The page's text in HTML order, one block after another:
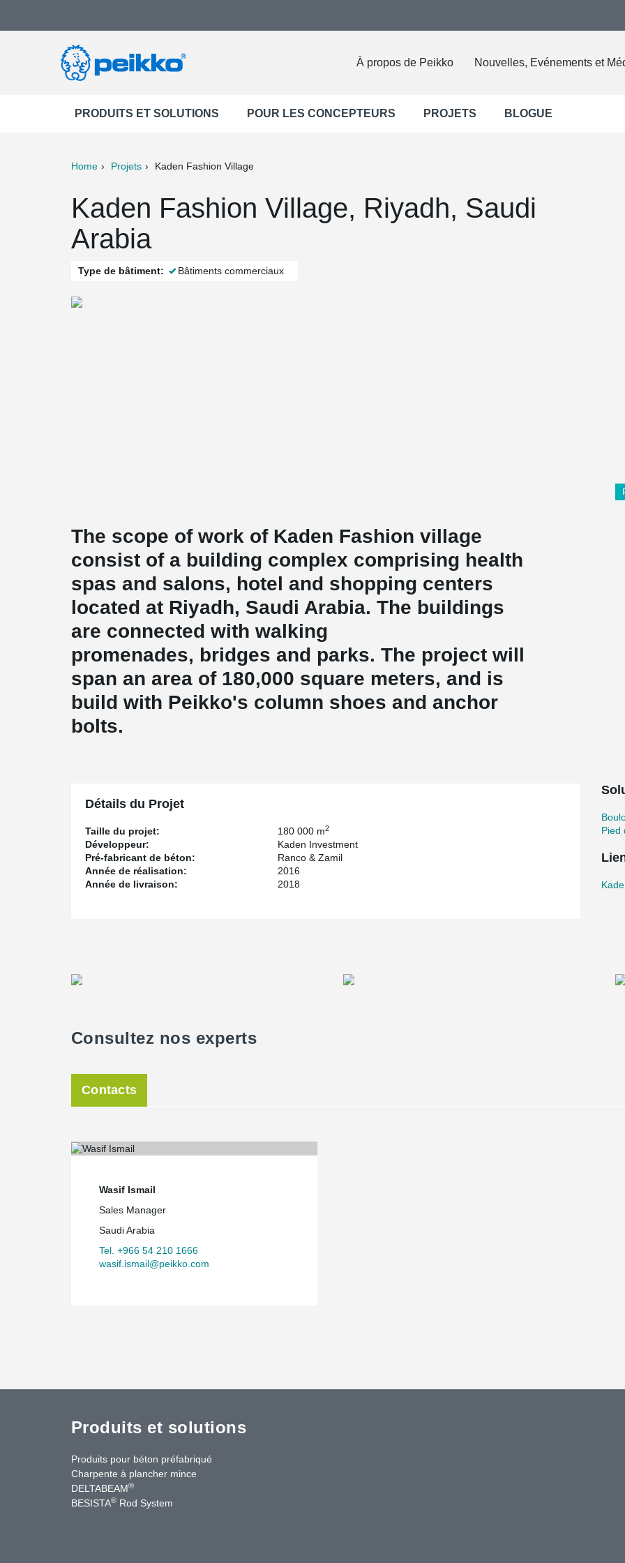
À propos de Peikko Nouvelles, Evénements et
PRODUITS ET SOLUTIONS POUR LES CONCEPTEURS PROJETS BLOGUE
Home Projets Kaden Fashion Village
Kaden Fashion Village, Riyadh, Saudi
Arabia
Type de bâtiment: Bâtiments commerciaux
The scope of work of Kaden Fashion village
consist of a building complex comprising health
spas and salons, hotel and shopping centers
located at Riyadh, Saudi Arabia. The buildings
are connected with walking
promenades, bridges and parks. The project will
span an area of 180,000 square meters, and is
build with Peikko's column shoes and anchor
bolts.
Détails du Projet
Taille du projet: 180 000 m2
Développeur:
Kaden Investment
Pré-fabricant de béton:
Ranco & Zamil
Année de réalisation:
2016
Année de livraison:
2018
Pied
Consultez nos experts
Contacts
Wasif Ismail
Sales Manager
Saudi Arabia
Tel. +966 54 210 1666
wasif.ismail@peikko.com
Produits et solutions
Produits pour béton préfabriqué
Charpente à plancher mince
DELTABEAM®
BESISTA® Rod System